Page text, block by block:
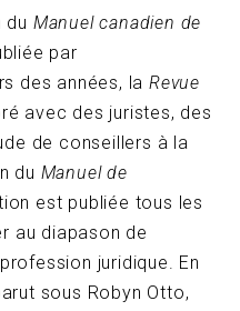
du Manuel canadien de
par
des années, laRevue
avec des juristes, des
de conseillers à la
du Manuel de
est publiée tous les
au diapason de
juridique. En
sous Robyn Otto,